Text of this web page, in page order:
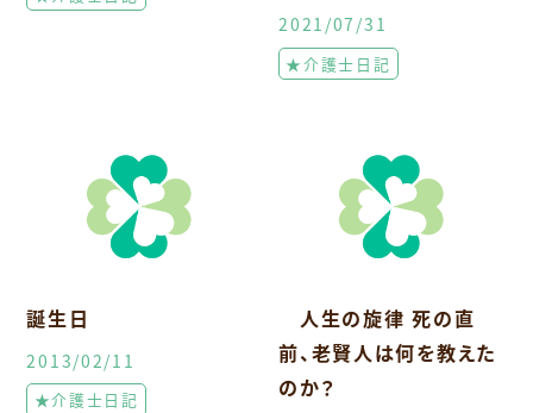
2021/07/31
★介護士日記
誕生日
2013/02/11
★介護士日記
人生の旋律 死の直
前、老賢人は何を教えた
のか？